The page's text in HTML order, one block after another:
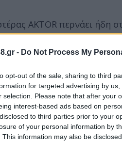
- Do Not Process My
opt-out of the sale, sharing to third
for targeted advertising by
selection. Please note that after your
interest-based ads based on
to third parties prior to your
of your personal information by
This information may also be
AKTOR περνάει ήδη
στο συγκεκριμένο
στην Τρίπολη, μιας
ΟΦΗ, ο Τσαμπούρης
σχεδιασμό.
συνεχίσει να τα έχει ο
τους πάντες